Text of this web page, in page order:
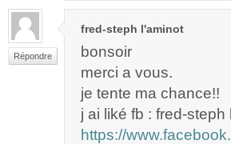
Répondre
fred-steph l'aminot
bonsoir
merci a vous.
je tente ma chance!!
j ai liké fb : fred-steph
https://